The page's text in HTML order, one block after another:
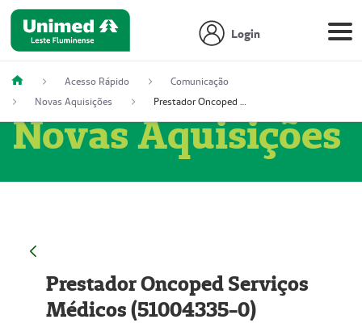
Login
Acesso Rápido
Comunicação
Novas Aquisições
Prestador Oncoped Serviços Médicos (51004335-0)
Novas Aquisições
Prestador Oncoped Serviços
Médicos (51004335-0)